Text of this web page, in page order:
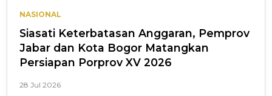
NASIONAL
Siasati Keterbatasan Anggaran, Pemprov
Jabar dan Kota Bogor Matangkan
Persiapan Porprov XV 2026
28 Jul 2026